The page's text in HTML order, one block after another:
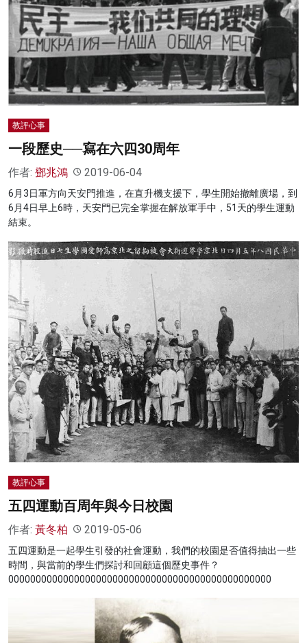
教評心事
一段歷史──寫在六四30周年
作者: 鄧兆鴻 2019-06-04
6月3日軍方向天安門推進，在直升機支援下，學生開始撤離廣場，到
6月4日早上6時，天安門已完全掌握在解放軍手中，51天的學生運動
結束。
教評心事
五四運動百周年與今日校園
作者: 黃冬柏 2019-05-06
五四運動是一起學生引發的社會運動，我們的校園是否值得抽出一些
時間，與當前的學生們探討和回顧這個歷史事件？
000000000000000000000000000000000000000000000000